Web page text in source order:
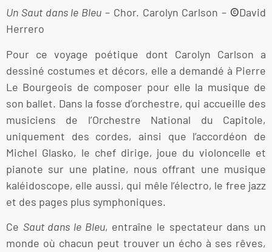
Un Saut dans le Bleu – Chor. Carolyn Carlson – ©David
Herrero
Pour ce voyage poétique dont Carolyn Carlson a
dessiné costumes et décors, elle a demandé à Pierre
Le Bourgeois de composer pour elle la musique de
son ballet. Dans la fosse d’orchestre, qui accueille des
musiciens de l’Orchestre National du Capitole,
uniquement des cordes, ainsi que l’accordéon de
Michel Glasko, le chef dirige, joue du violoncelle et
pianote sur une platine, nous offrant une musique
kaléidoscope, elle aussi, qui mêle l’électro, le free jazz
et des pages plus symphoniques.
Ce Saut dans le Bleu, entraîne le spectateur dans un
monde où chacun peut trouver un écho à ses rêves,